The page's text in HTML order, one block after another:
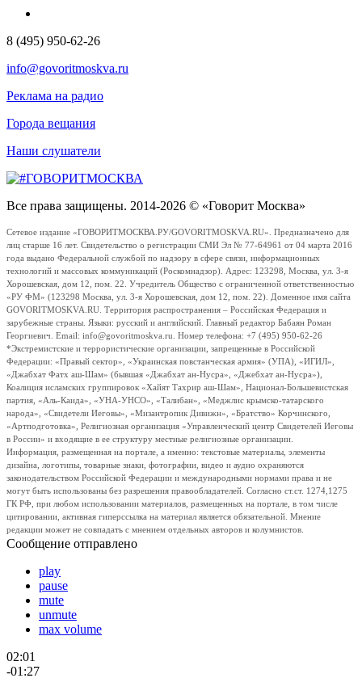
8 (495) 950-62-26
info@govoritmoskva.ru
Реклама на радио
Города вещания
Наши слушатели
Все права защищены. 2014-2026 © «Говорит Москва»
Сетевое издание «ГОВОРИТМОСКВА.РУ/GOVORITMOSKVA.RU». Предназначено для
лиц старше 16 лет. Свидетельство о регистрации СМИ Эл № 77-64961 от 04 марта 2016
года выдано Федеральной службой по надзору в сфере связи, информационных
технологий и массовых коммуникаций (Роскомнадзор). Адрес: 123298, Москва, ул. 3-я
Хорошевская, дом 12, пом. 22. Учредитель Общество с ограниченной ответственностью
«РУ ФМ» (123298 Москва, ул. 3-я Хорошевская, дом 12, пом. 22). Доменное имя сайта
GOVORITMOSKVA.RU. Территория распространения – Российская Федерация и
зарубежные страны. Языки: русский и английский. Главный редактор Бабаян Роман
Георгиевич. Email: info@govoritmoskva.ru. Номер телефона: +7 (495) 950-62-26
*Экстремистские и террористические организации, запрещенные в Российской
Федерации: «Правый сектор», «Украинская повстанческая армия» (УПА), «ИГИЛ»,
«Джабхат Фатх аш-Шам» (бывшая «Джабхат ан-Нусра», «Джебхат ан-Нусра»),
Коалиция исламских группировок «Хайят Тахрир аш-Шам», Национал-Большевистская
партия, «Аль-Каида», «УНА-УНСО», «Талибан», «Меджлис крымско-татарского
народа», «Свидетели Иеговы», «Мизантропик Дивижн», «Братство» Корчинского,
«Артподготовка», Религиозная организация «Управленческий центр Свидетелей Иеговы
в России» и входящие в ее структуру местные религиозные организации.
Информация, размещенная на портале, а именно: текстовые материалы, элементы
дизайна, логотипы, товарные знаки, фотографии, видео и аудио охраняются
законодательством Российской Федерации и международными нормами права и не
могут быть использованы без разрешения правообладателей. Согласно ст.ст. 1274,1275
ГК РФ, при любом использовании материалов, размещенных на портале, в том числе
цитировании, активная гиперссылка на материал является обязательной. Мнение
редакции может не совпадать с мнением отдельных авторов и колумнистов.
Сообщение отправлено
play
pause
mute
unmute
max volume
02:01
-01:27